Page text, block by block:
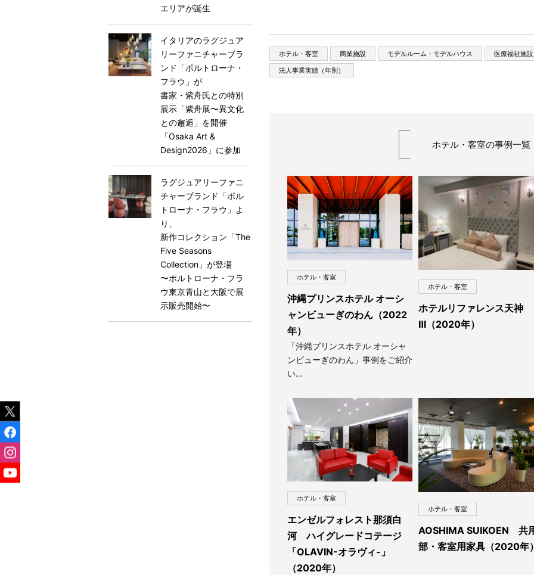
ホテル・客室 商業施設 モデルルーム・モデルハウス
医療福祉施設
法人事業実績（年別）
ホテル・客室の事例一覧
ホテル・客室
沖縄プリンスホテル オーシ
ャンビューぎのわん（2022
年）
「沖縄プリンスホテル オーシャ
ンビューぎのわん」事例をご紹介
い...
ホテル・客室
ホテルリファレンス天神
Ⅲ（2020年）
ホテル・客室
エンゼルフォレスト那須白
河 ハイグレードコテージ
「OLAVIN-オラヴィ-」
（2020年）
ホテル・客室
AOSHIMA SUIKOEN 共
部・客室用家具（2020年
エリアが誕生
イタリアのラグジュア
リーファニチャーブラ
ンド「ポルトローナ・
フラウ」が
書家・紫舟氏との特別
展示「紫舟展〜異文化
との邂逅」を開催
「Osaka Art &
Design2026」に参加
ラグジュアリーファニ
チャーブランド「ポル
トローナ・フラウ」よ
り、
新作コレクション「The
Five Seasons
Collection」が登場
〜ポルトローナ・フラ
ウ東京⻘山と大阪で展
示販売開始〜